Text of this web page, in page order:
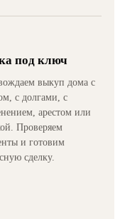
под ключ
выкуп дома с
с долгами, с
арестом или
Проверяем
и готовим
сделку.